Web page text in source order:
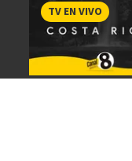
TV EN VIVO